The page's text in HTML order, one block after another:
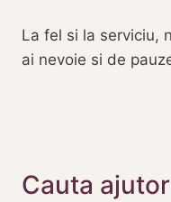
La fel si la serviciu,
ai nevoie si de
Cauta